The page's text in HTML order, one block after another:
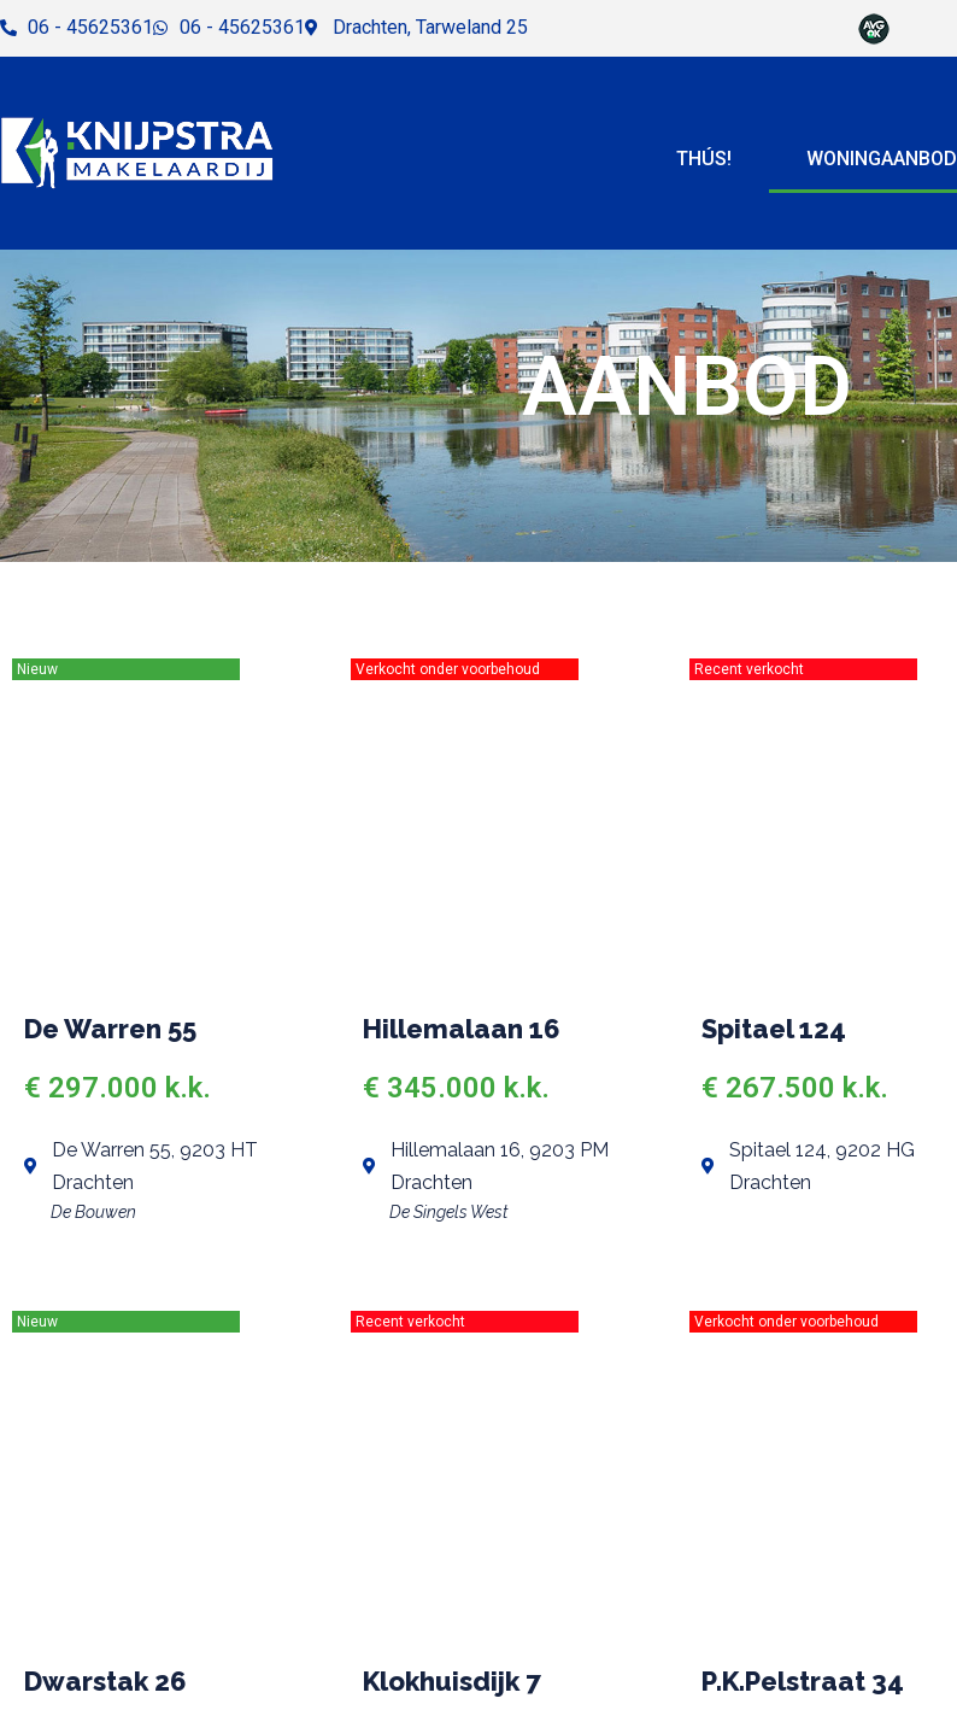
06 - 45625361 06 - 45625361 Drachten, Tarweland 25
THÚS! WONINGAANBOD
AANBOD
Nieuw
De Warren 55
€ 297.000 k.k.
De Warren 55, 9203 HT
Drachten
De Bouwen
Verkocht onder voorbehoud
Hillemalaan 16
€ 345.000 k.k.
Hillemalaan 16, 9203 PM
Drachten
De Singels West
Recent verkocht
Spitael 124
€ 267.500 k.k.
Spitael 124, 9202 HG
Drachten
Nieuw
Dwarstak 26
Recent verkocht
Klokhuisdijk 7
Verkocht onder voorbehoud
P.K.Pelstraat 34